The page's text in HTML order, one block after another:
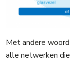
Met andere
alle netwerken